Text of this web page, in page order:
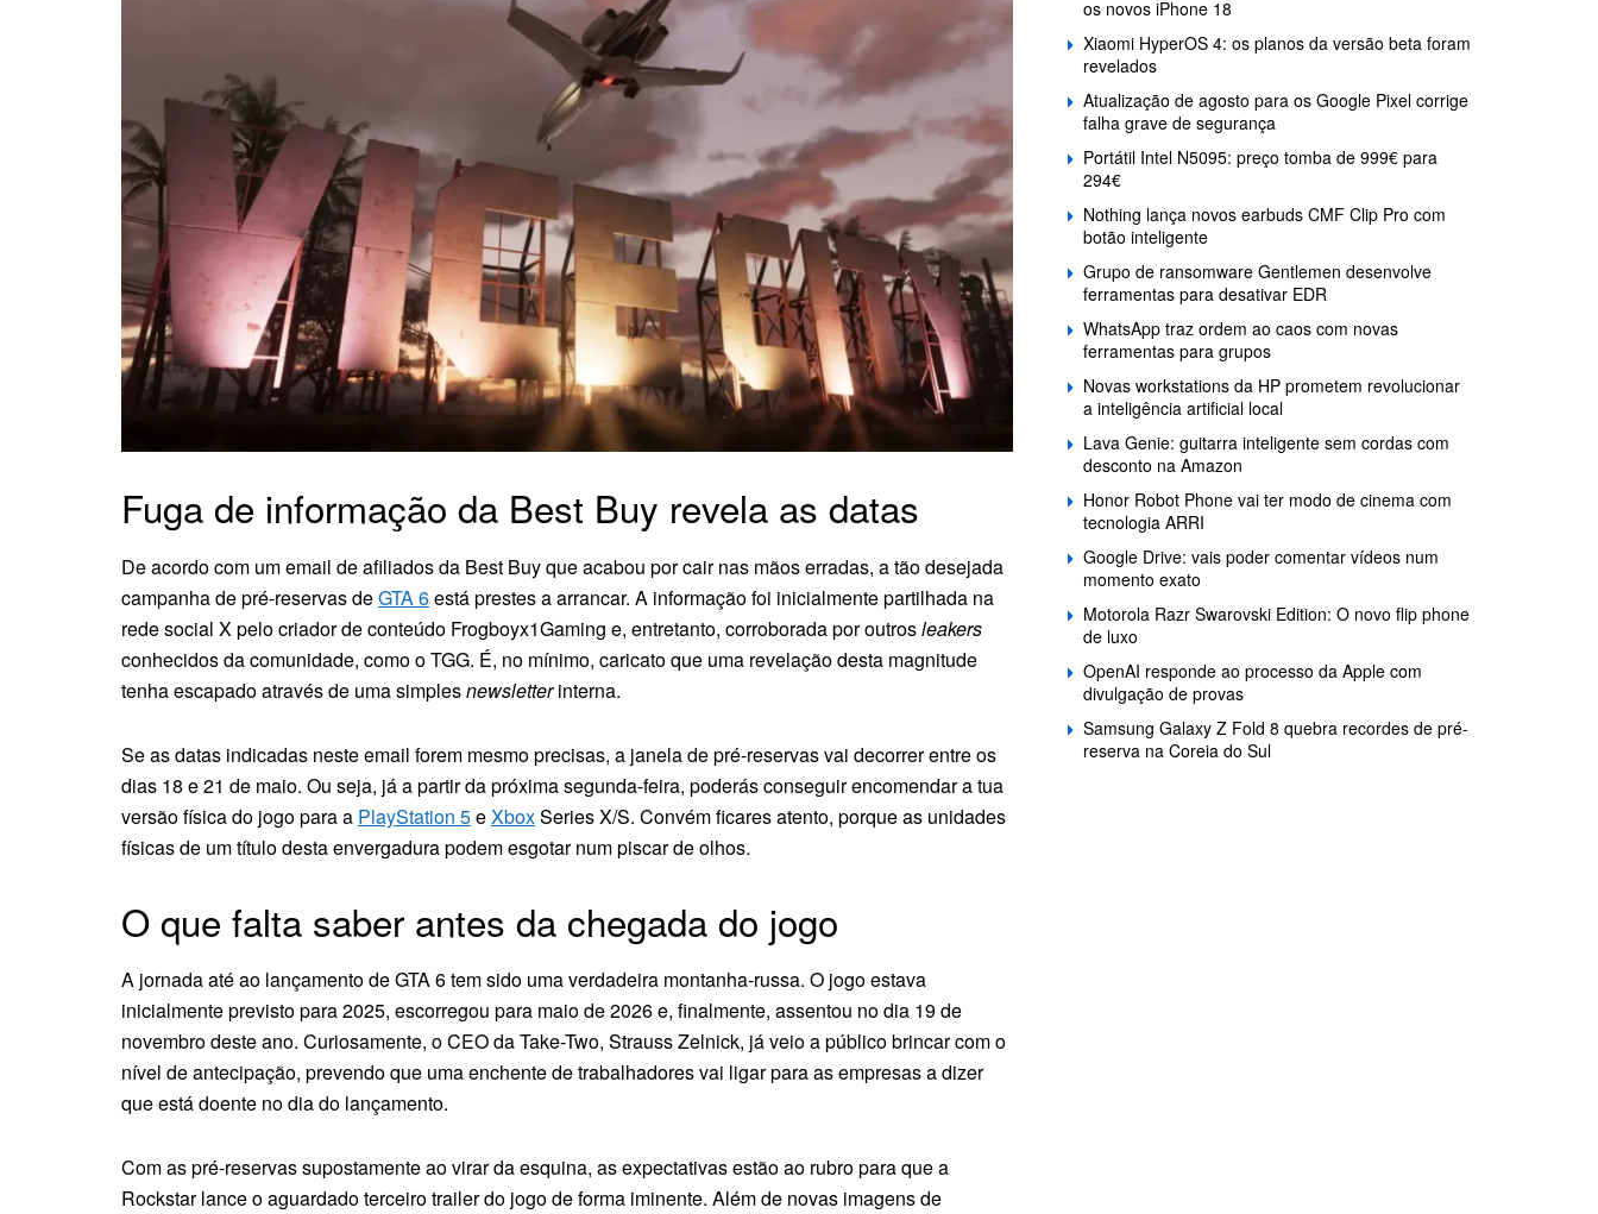
Fuga de informação da Best Buy revela as datas
De acordo com um email de afiliados da Best Buy que acabou por cair nas mãos erradas, a tão desejada
campanha de pré-reservas deGTA 6está prestes a arrancar. A informação foi inicialmente partilhada na
rede social X pelo criador de conteúdo Frogboyx1Gaming e, entretanto, corroborada por outrosleakers
conhecidos da comunidade, como o TGG. É, no mínimo, caricato que uma revelação desta magnitude
tenha escapado através de uma simplesnewsletterinterna.
Se as datas indicadas neste email forem mesmo precisas, a janela de pré-reservas vai decorrer entre os
dias 18 e 21 de maio. Ou seja, já a partir da próxima segunda-feira, poderás conseguir encomendar a tua
versão física do jogo para a PlayStation 5eXboxSeries X/S. Convém ficares atento, porque as unidades
físicas de um título desta envergadura podem esgotar num piscar de olhos.
O que falta saber antes da chegada do jogo
A jornada até ao lançamento de GTA 6 tem sido uma verdadeira montanha-russa. O jogo estava
inicialmente previsto para 2025, escorregou para maio de 2026 e, finalmente, assentou no dia 19 de
novembro deste ano. Curiosamente, o CEO da Take-Two, Strauss Zelnick, já veio a público brincar com o
nível de antecipação, prevendo que uma enchente de trabalhadores vai ligar para as empresas a dizer
que está doente no dia do lançamento.
Com as pré-reservas supostamente ao virar da esquina, as expectativas estão ao rubro para que a
Rockstar lance o aguardado terceiro trailer do jogo de forma iminente. Além de novas imagens de
os novos iPhone 18
Xiaomi HyperOS 4: os planos da versão beta foram
revelados
Atualização de agosto para os Google Pixel corrige
falha grave de segurança
Portátil Intel N5095: preço tomba de 999€ para
294€
Nothing lança novos earbuds CMF Clip Pro com
botão inteligente
Grupo de ransomware Gentlemen desenvolve
ferramentas para desativar EDR
WhatsApp traz ordem ao caos com novas
ferramentas para grupos
Novas workstations da HP prometem revolucionar
a inteligência artificial local
Lava Genie: guitarra inteligente sem cordas com
desconto na Amazon
Honor Robot Phone vai ter modo de cinema com
tecnologia ARRI
Google Drive: vais poder comentar vídeos num
momento exato
Motorola Razr Swarovski Edition: O novo flip phone
de luxo
OpenAI responde ao processo da Apple com
divulgação de provas
Samsung Galaxy Z Fold 8 quebra recordes de pré-
reserva na Coreia do Sul